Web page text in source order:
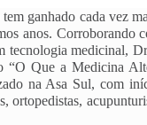
ganhado cada vez
anos. Corroborando
tecnologia medicinal,
“O Que a Medicina
na Asa Sul, com
ortopedistas,